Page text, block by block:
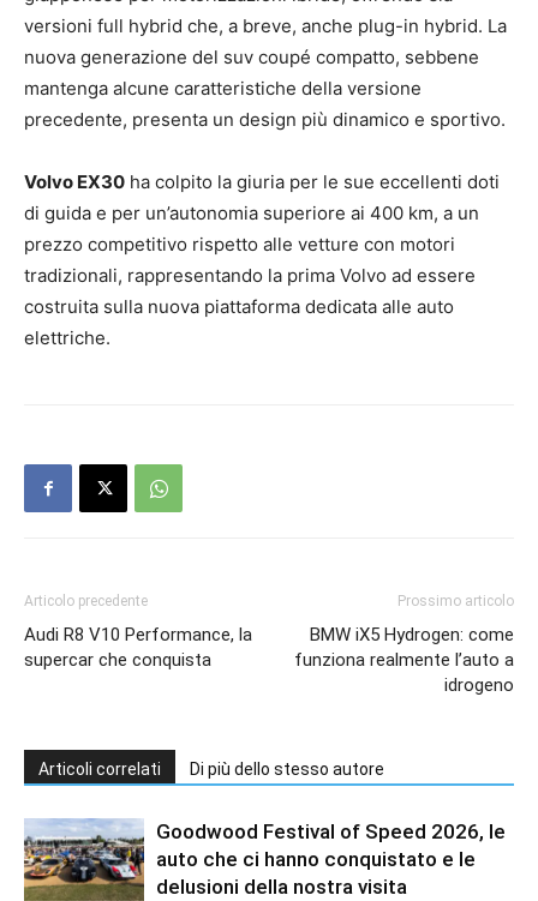
versioni full hybrid che, a breve, anche plug-in hybrid. La
nuova generazione del suv coupé compatto, sebbene
mantenga alcune caratteristiche della versione
precedente, presenta un design più dinamico e sportivo.
Volvo EX30 ha colpito la giuria per le sue eccellenti doti
di guida e per un’autonomia superiore ai 400 km, a un
prezzo competitivo rispetto alle vetture con motori
tradizionali, rappresentando la prima Volvo ad essere
costruita sulla nuova piattaforma dedicata alle auto
elettriche.
Articolo precedente
Audi R8 V10 Performance, la
supercar che conquista
Prossimo articolo
BMW iX5 Hydrogen: come
funziona realmente l’auto a
idrogeno
Articoli correlati Di più dello stesso autore
Goodwood Festival of Speed 2026, le
auto che ci hanno conquistato e le
delusioni della nostra visita